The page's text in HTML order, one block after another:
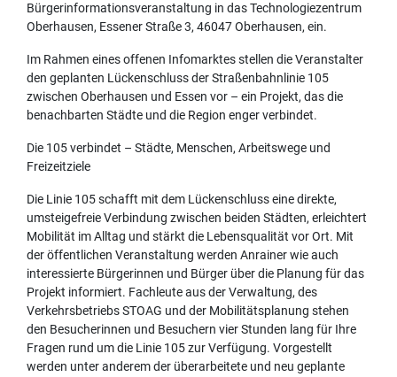
Bürgerinformationsveranstaltung in das Technologiezentrum
Oberhausen, Essener Straße 3, 46047 Oberhausen, ein.
Im Rahmen eines offenen Infomarktes stellen die Veranstalter
den geplanten Lückenschluss der Straßenbahnlinie 105
zwischen Oberhausen und Essen vor – ein Projekt, das die
benachbarten Städte und die Region enger verbindet.
Die 105 verbindet – Städte, Menschen, Arbeitswege und
Freizeitziele
Die Linie 105 schafft mit dem Lückenschluss eine direkte,
umsteigefreie Verbindung zwischen beiden Städten, erleichtert
Mobilität im Alltag und stärkt die Lebensqualität vor Ort. Mit
der öffentlichen Veranstaltung werden Anrainer wie auch
interessierte Bürgerinnen und Bürger über die Planung für das
Projekt informiert. Fachleute aus der Verwaltung, des
Verkehrsbetriebs STOAG und der Mobilitätsplanung stehen
den Besucherinnen und Besuchern vier Stunden lang für Ihre
Fragen rund um die Linie 105 zur Verfügung. Vorgestellt
werden unter anderem der überarbeitete und neu geplante